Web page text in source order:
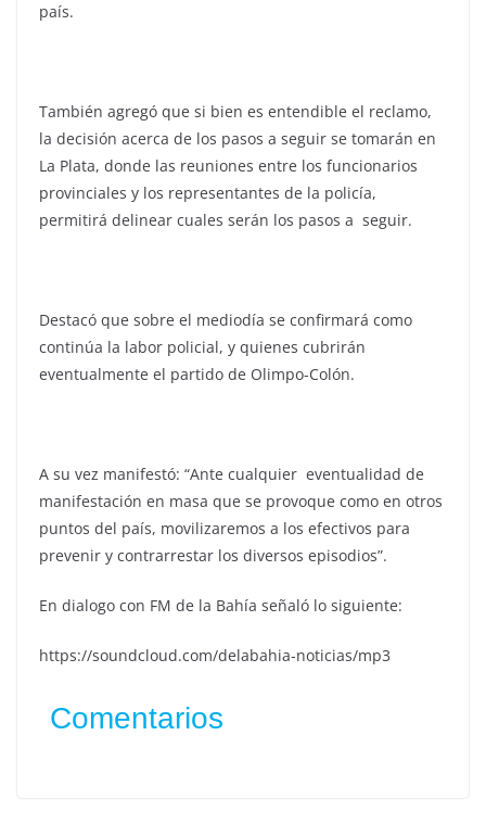
país.
También agregó que si bien es entendible el reclamo,
la decisión acerca de los pasos a seguir se tomarán en
La Plata, donde las reuniones entre los funcionarios
provinciales y los representantes de la policía,
permitirá delinear cuales serán los pasos a seguir.
Destacó que sobre el mediodía se confirmará como
continúa la labor policial, y quienes cubrirán
eventualmente el partido de Olimpo-Colón.
A su vez manifestó: “Ante cualquier eventualidad de
manifestación en masa que se provoque como en otros
puntos del país, movilizaremos a los efectivos para
prevenir y contrarrestar los diversos episodios”.
En dialogo con FM de la Bahía señaló lo siguiente:
https://soundcloud.com/delabahia-noticias/mp3
Comentarios